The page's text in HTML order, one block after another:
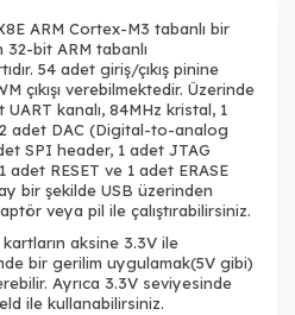
ARM Cortex-M3 tabanlı bir
32-bit ARM tabanlı
54 adet giriş/çıkış pinine
çıkışı verebilmektedir. Üzerinde
kanalı, 84MHz kristal, 1
2 adet DAC (Digital-to-analog
SPI header, 1 adet JTAG
RESET ve 1 adet ERASE
bir şekilde USB üzerinden
veya pil ile çalıştırabilirsiniz.
aksine 3.3V ile
bir gerilim uygulamak(5V gibi)
Ayrıca 3.3V seviyesinde
ile kullanabilirsiniz.